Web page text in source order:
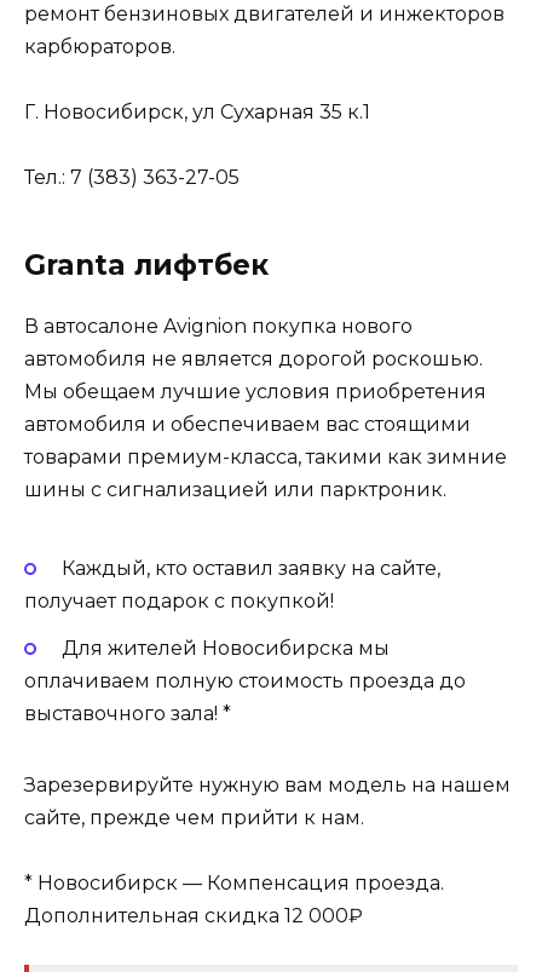
ремонт бензиновых двигателей и инжекторов
карбюраторов.
Г. Новосибирск, ул Сухарная 35 к.1
Тел.: 7 (383) 363-27-05
Granta лифтбек
В автосалоне Avignion покупка нового
автомобиля не является дорогой роскошью.
Мы обещаем лучшие условия приобретения
автомобиля и обеспечиваем вас стоящими
товарами премиум-класса, такими как зимние
шины с сигнализацией или парктроник.
Каждый, кто оставил заявку на сайте,
получает подарок с покупкой!
Для жителей Новосибирска мы
оплачиваем полную стоимость проезда до
выставочного зала! *
Зарезервируйте нужную вам модель на нашем
сайте, прежде чем прийти к нам.
* Новосибирск — Компенсация проезда.
Дополнительная скидка 12 000₽